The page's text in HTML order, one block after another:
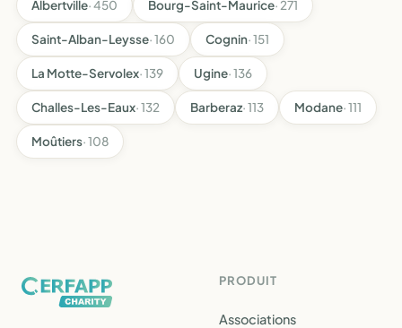
Albertville· 450 Bourg-Saint-Maurice· 271
Saint-Alban-Leysse· 160 Cognin· 151
La Motte-Servolex· 139 Ugine· 136
Challes-Les-Eaux· 132 Barberaz· 113 Modane· 111
Moûtiers· 108
PRODUIT
Associations